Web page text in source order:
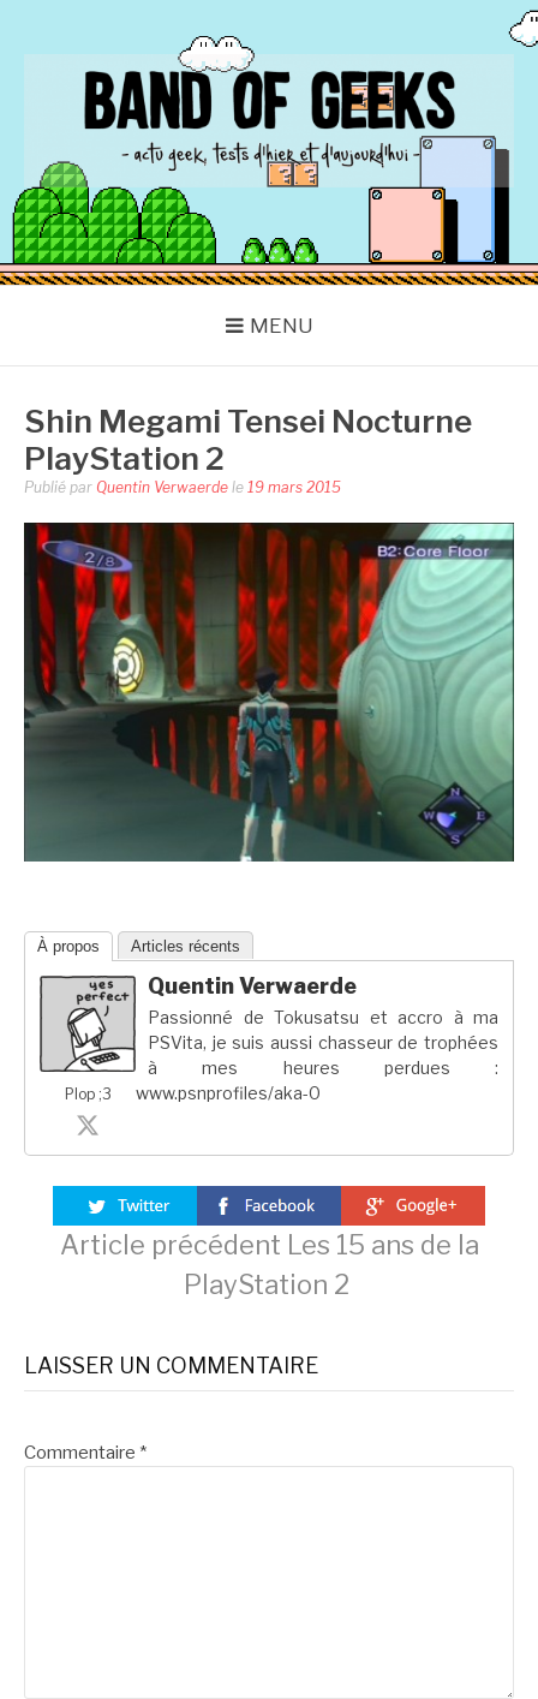
BAND OF GEEKS
Actu Geek d'hier et d'aujourd'hui
MENU
Shin Megami Tensei Nocturne
PlayStation 2
Publié par Quentin Verwaerde le 19 mars 2015
À propos Articles récents
Plop ;3
Quentin Verwaerde
Passionné de Tokusatsu et accro à ma
PSVita, je suis aussi chasseur de trophées
à mes heures perdues :
www.psnprofiles/aka-0
Lire
la
suite
Article précédent Les 15 ans de la
PlayStation 2
LAISSER UN COMMENTAIRE
Commentaire *